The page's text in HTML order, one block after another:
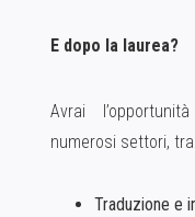
E dopo la laurea?
Avrai
numerosi settori,
Traduzione e